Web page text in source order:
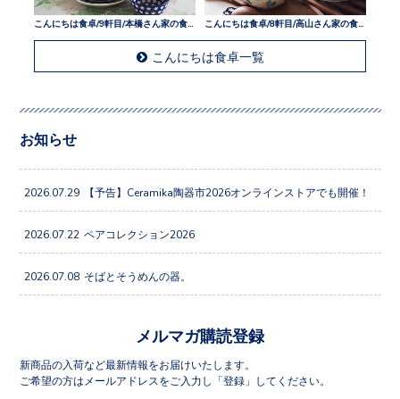
こんにちは食卓/9軒目/本橋さん家の食卓
こんにちは食卓一覧
お知らせ
2026.07.29 【予告】Ceramika陶器市2026オンラインストアでも開催！
2026.07.22 ペアコレクション2026
2026.07.08 そばとそうめんの器。
メルマガ購読登録
新商品の入荷など最新情報をお届けいたします。
ご希望の方はメールアドレスをご入力し「登録」してください。